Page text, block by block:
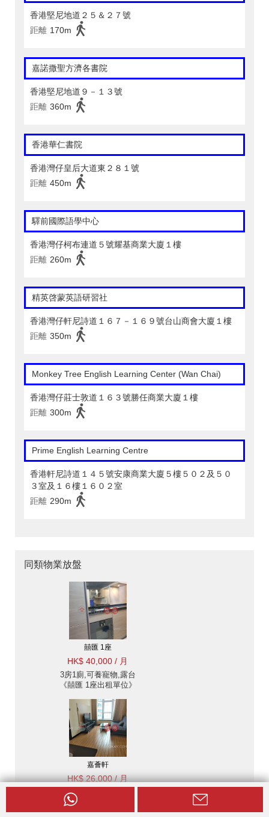
香港堅尼地道２５＆２７號
距離 170m
嘉諾撒聖方濟各書院
香港堅尼地道９－１３號
距離 360m
香港華仁書院
香港灣仔皇后大道東２８１號
距離 450m
驛前國際語學中心
香港灣仔柯布連道５號耀基商業大廈１樓
距離 260m
精英啓蒙英語研習社
香港灣仔軒尼詩道１６７－１６９號台山商會大廈１樓
距離 350m
Monkey Tree English Learning Center (Wan Chai)
香港灣仔莊士敦道１６３號勝任商業大廈１樓
距離 300m
Prime English Learning Centre
香港軒尼詩道１４５號安康商業大廈５樓５０２及５０
３室及１６樓１６０２室
距離 290m
同類物業放盤
囍匯 1座
HK$ 40,000 / 月
3房1廁,可養寵物,露台
《囍匯 1座出租單位》
嘉薈軒
HK$ 26,000 / 月
1房1廁,可養寵物,露台
《嘉薈軒出租單位》